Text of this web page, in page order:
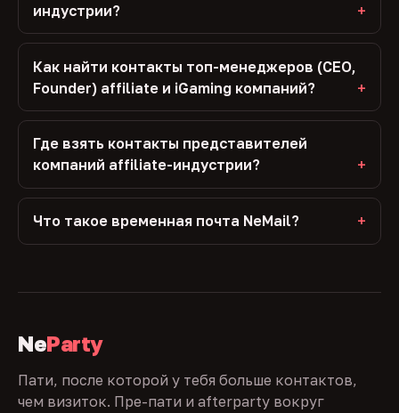
индустрии?
Как найти контакты топ-менеджеров (CEO,
Founder) affiliate и iGaming компаний?
Где взять контакты представителей
компаний affiliate-индустрии?
Что такое временная почта NeMail?
NeParty
Пати, после которой у тебя больше контактов,
чем визиток. Пре-пати и afterparty вокруг